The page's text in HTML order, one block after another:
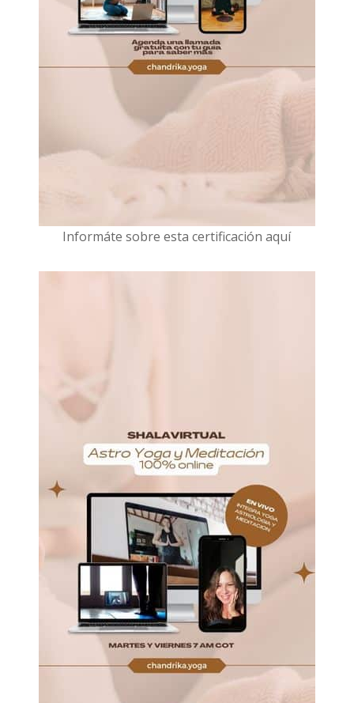
Informáte sobre esta certificación aquí